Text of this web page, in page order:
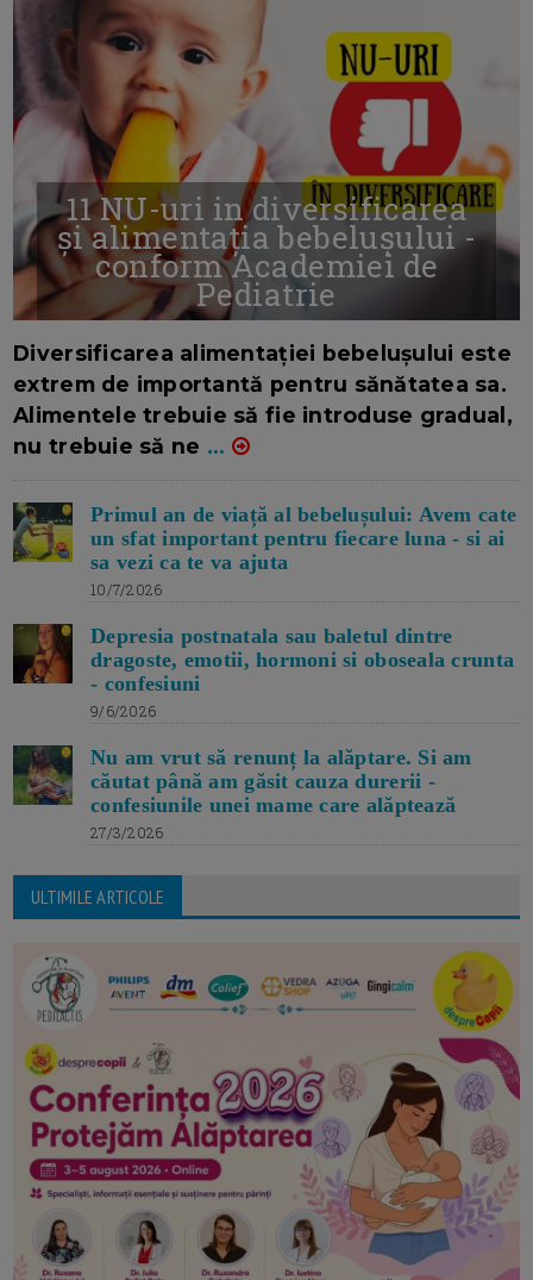
11 NU-uri in diversificarea
și alimentația bebelușului -
conform Academiei de
Pediatrie
Diversificarea alimentației bebelușului este
extrem de importantă pentru sănătatea sa.
Alimentele trebuie să fie introduse gradual,
nu trebuie să ne ...
Primul an de viață al bebelușului: Avem cate
un sfat important pentru fiecare luna - si ai
sa vezi ca te va ajuta
10/7/2026
Depresia postnatala sau baletul dintre
dragoste, emotii, hormoni si oboseala crunta
- confesiuni
9/6/2026
Nu am vrut să renunț la alăptare. Si am
căutat până am găsit cauza durerii -
confesiunile unei mame care alăptează
27/3/2026
ULTIMILE ARTICOLE